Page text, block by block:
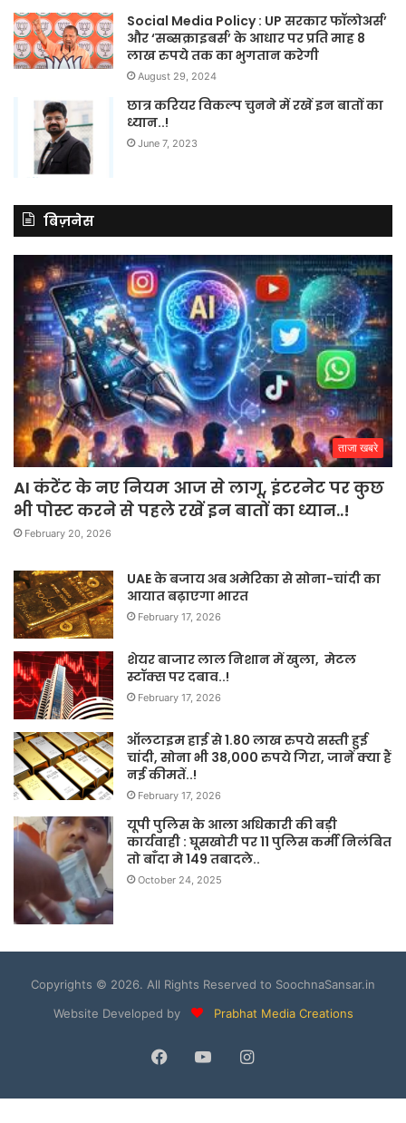
Social Media Policy : UP सरकार फॉलोअर्स’
और ‘सब्सक्राइबर्स’ के आधार पर प्रति माह 8
लाख रुपये तक का भुगतान करेगी
August 29, 2024
छात्र करियर विकल्प चुनने में रखें इन बातों का
ध्यान..!
June 7, 2023
बिज़नेस
ताजा खबरे
AI कंटेंट के नए नियम आज से लागू, इंटरनेट पर कुछ
भी पोस्ट करने से पहले रखें इन बातों का ध्यान..!
February 20, 2026
UAE के बजाय अब अमेरिका से सोना-चांदी का
आयात बढ़ाएगा भारत
February 17, 2026
शेयर बाजार लाल निशान में खुला, मेटल
स्टॉक्स पर दबाव..!
February 17, 2026
ऑलटाइम हाई से 1.80 लाख रुपये सस्ती हुई
चांदी, सोना भी 38,000 रुपये गिरा, जानें क्या हैं
नई कीमतें..!
February 17, 2026
यूपी पुलिस के आला अधिकारी की बड़ी
कार्यवाही : घूसखोरी पर 11 पुलिस कर्मी निलंबित
तो बाँदा मे 149 तबादले..
October 24, 2025
Copyrights © 2026. All Rights Reserved to SoochnaSansar.in
Website Developed by
Prabhat Media Creations
Facebook
YouTubeInstagram